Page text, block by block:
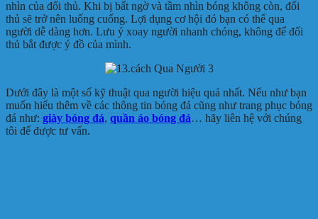
nhìn của đối thủ. Khi bị bất ngờ và tầm nhìn bóng không còn, đối
thủ sẽ trở nên luống cuống. Lợi dụng cơ hội đó bạn có thể qua
người dễ dàng hơn. Lưu ý xoay người nhanh chóng, không để đối
thủ bắt được ý đồ của mình.
Dưới đây là một số kỹ thuật qua người hiệu quả nhất. Nếu như bạn
muốn hiểu thêm về các thông tin bóng đá cũng như trang phục bóng
đá như: giày bóng đá, quần áo bóng đá… hãy liên hệ với chúng
tôi để được tư vấn.